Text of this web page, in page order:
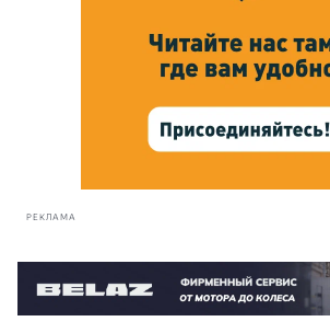
РЕКЛАМА